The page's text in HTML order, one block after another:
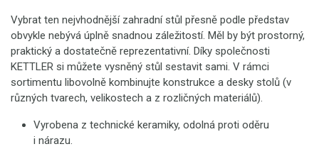
Vybrat ten nejvhodnější zahradní stůl přesně podle představ
obvykle nebývá úplně snadnou záležitostí. Měl by být prostorný,
praktický a dostatečně reprezentativní. Díky společnosti
KETTLER si můžete vysněný stůl sestavit sami. V rámci
sortimentu libovolně kombinujte konstrukce a desky stolů (v
různých tvarech, velikostech a z rozličných materiálů).
Vyrobena z technické keramiky, odolná proti oděru
i nárazu.